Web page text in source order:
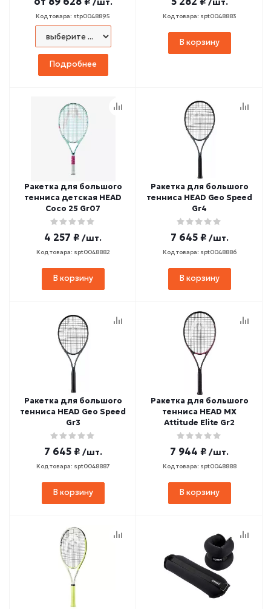
Код товара: stp0048895
Подробнее
Код товара: spt0048883
В корзину
Ракетка для большого
тенниса детская HEAD
Coco 25 Gr07
4 257 ₽ /шт.
Код товара: spt0048882
В корзину
Ракетка для большого
тенниса HEAD Geo Speed
Gr4
7 645 ₽ /шт.
Код товара: spt0048886
В корзину
Ракетка для большого
тенниса HEAD Geo Speed
Gr3
7 645 ₽ /шт.
Код товара: spt0048887
В корзину
Ракетка для большого
тенниса HEAD MX
Attitude Elite Gr2
7 944 ₽ /шт.
Код товара: spt0048888
В корзину